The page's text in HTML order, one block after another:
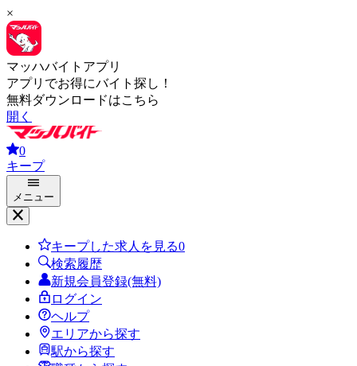
×
マッハバイトアプリ
アプリでお得にバイト探し！
無料ダウンロードはこちら
開く
0
キープ
メニュー
キープした求人を見る0
検索履歴
新規会員登録(無料)
ログイン
ヘルプ
エリアから探す
駅から探す